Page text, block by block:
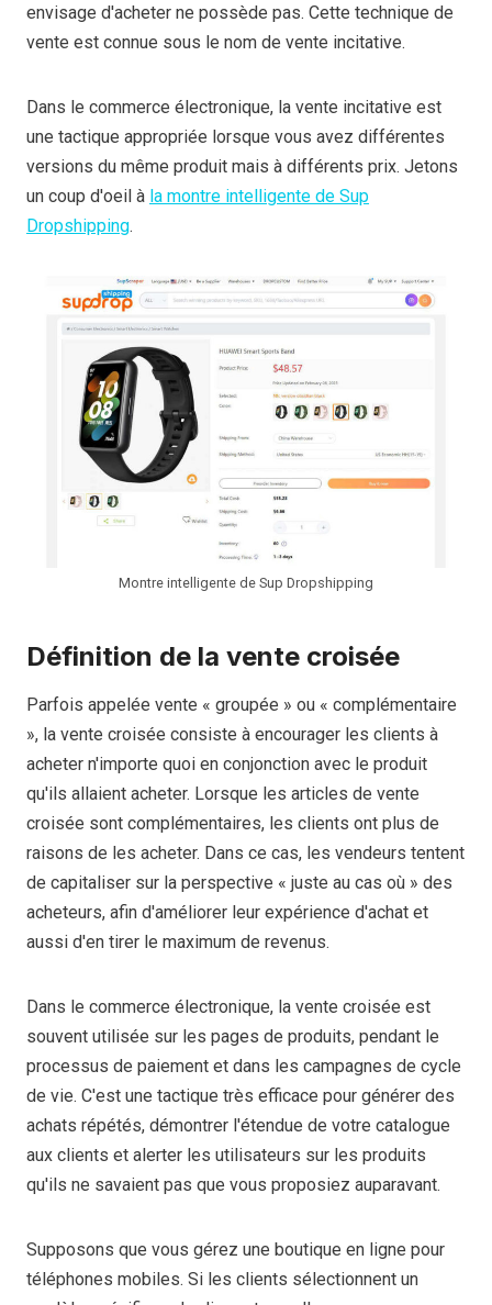
envisage d'acheter ne possède pas. Cette technique de
vente est connue sous le nom de vente incitative.
Dans le commerce électronique, la vente incitative est
une tactique appropriée lorsque vous avez différentes
versions du même produit mais à différents prix. Jetons
un coup d'oeil à la montre intelligente de Sup
Dropshipping.
Montre intelligente de Sup Dropshipping
Définition de la vente croisée
Parfois appelée vente « groupée » ou « complémentaire
», la vente croisée consiste à encourager les clients à
acheter n'importe quoi en conjonction avec le produit
qu'ils allaient acheter. Lorsque les articles de vente
croisée sont complémentaires, les clients ont plus de
raisons de les acheter. Dans ce cas, les vendeurs tentent
de capitaliser sur la perspective « juste au cas où » des
acheteurs, afin d'améliorer leur expérience d'achat et
aussi d'en tirer le maximum de revenus.
Dans le commerce électronique, la vente croisée est
souvent utilisée sur les pages de produits, pendant le
processus de paiement et dans les campagnes de cycle
de vie. C'est une tactique très efficace pour générer des
achats répétés, démontrer l'étendue de votre catalogue
aux clients et alerter les utilisateurs sur les produits
qu'ils ne savaient pas que vous proposiez auparavant.
Supposons que vous gérez une boutique en ligne pour
téléphones mobiles. Si les clients sélectionnent un